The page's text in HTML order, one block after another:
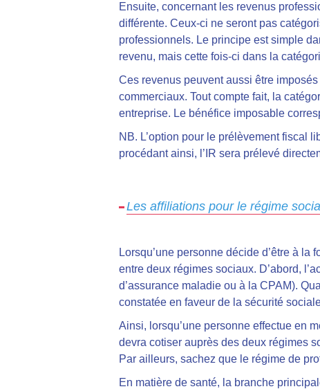
Ensuite, concernant les revenus
différente. Ceux-ci ne seront pas
professionnels. Le principe est simple
revenu, mais cette fois-ci dans la
Ces revenus peuvent aussi être
commerciaux. Tout compte fait, la
entreprise. Le bénéfice imposable
NB. L’option pour le prélèvement fiscal
procédant ainsi, l’IR sera prélevé
Les affiliations pour le régime
Lorsqu’une personne décide d’être à
entre deux régimes sociaux. D’abord,
d’assurance maladie ou à la CPAM).
constatée en faveur de la sécurité
Ainsi, lorsqu’une personne effectue en
devra cotiser auprès des deux régimes
Par ailleurs, sachez que le régime de
En matière de santé, la branche